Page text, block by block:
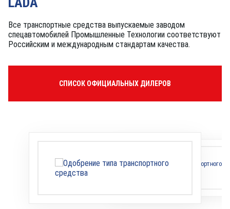
Все транспортные средства выпускаемые заводом
спецавтомобилей Промышленные Технологии соответствуют
Российским и международным стандартам качества.
СПИСОК ОФИЦИАЛЬНЫХ ДИЛЕРОВ